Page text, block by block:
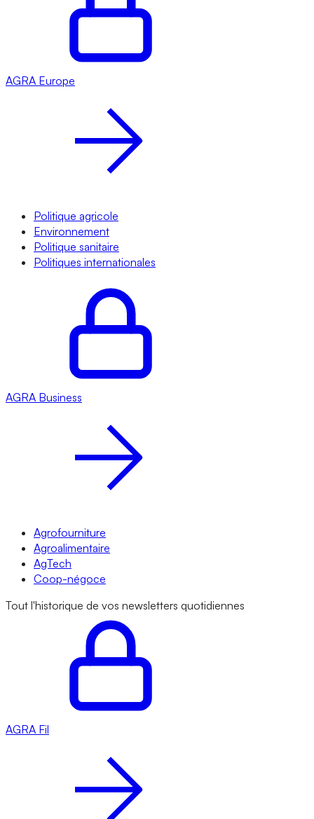
AGRA Europe
Politique agricole
Environnement
Politique sanitaire
Politiques internationales
AGRA Business
Agrofourniture
Agroalimentaire
AgTech
Coop-négoce
Tout l'historique de vos newsletters quotidiennes
AGRA Fil